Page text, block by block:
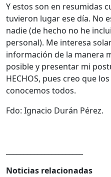
Y estos son en resumidas
tuvieron lugar ese día. No
nadie (de hecho no he
personal). Me interesa
información de la manera
posible y presentar mi
HECHOS, pues creo que
conocemos todos.
Fdo: Ignacio Durán Pérez.
Noticias relacionadas